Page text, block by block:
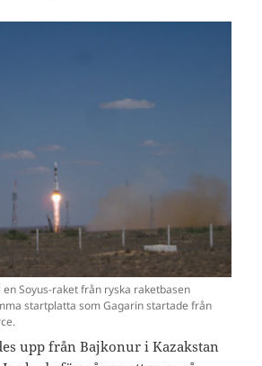
en Soyus-raket från ryska raketbasen
startplatta som Gagarin startade från
upp från Bajkonur i Kazakstan